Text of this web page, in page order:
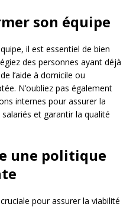
son équipe
il est essentiel de bien
des personnes ayant déjà
l’aide à domicile ou
N’oubliez pas également
internes pour assurer la
et garantir la qualité
une politique
pour assurer la viabilité